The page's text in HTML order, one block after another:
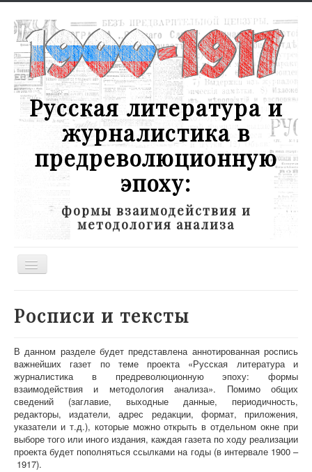
Русская литература и
журналистика в
предреволюционную
эпоху:
формы взаимодействия и
методология анализа
Toggle
О проекте
Приглашенные эксперты
Научная работа
Как работать с сайтом
Контакты
Росписи и тексты
В данном разделе будет представлена аннотированная роспись
важнейших газет по теме проекта «Русская литература и
журналистика в предреволюционную эпоху: формы
взаимодействия и методология анализа». Помимо общих
сведений (заглавие, выходные данные, периодичность,
редакторы, издатели, адрес редакции, формат, приложения,
указатели и т.д.), которые можно открыть в отдельном окне при
выборе того или иного издания, каждая газета по ходу реализации
проекта будет пополняться ссылками на годы (в интервале 1900 –
1917).